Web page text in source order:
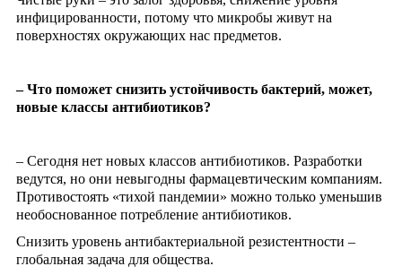
инфицированности, потому что микробы живут на
поверхностях окружающих нас предметов.
– Что поможет снизить устойчивость бактерий, может,
новые классы антибиотиков?
– Сегодня нет новых классов антибиотиков. Разработки
ведутся, но они невыгодны фармацевтическим компаниям.
Противостоять «тихой пандемии» можно только уменьшив
необоснованное потребление антибиотиков.
Снизить уровень антибактериальной резистентности –
глобальная задача для общества.